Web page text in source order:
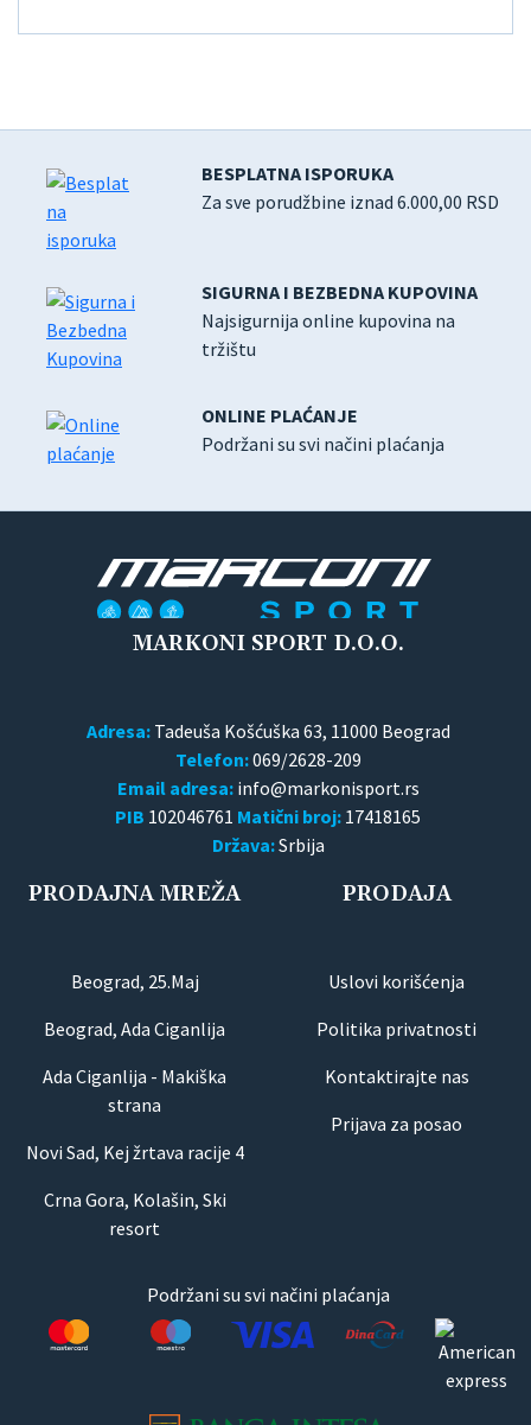
BESPLATNA ISPORUKA
Za sve porudžbine iznad 6.000,00 RSD
SIGURNA I BEZBEDNA KUPOVINA
Najsigurnija online kupovina na
tržištu
ONLINE PLAĆANJE
Podržani su svi načini plaćanja
MARKONI SPORT D.O.O.
Adresa:Tadeuša Košćuška 63, 11000 Beograd
Telefon:069/2628-209
Email adresa:
PIB 102046761 Matični broj: 17418165
Država:Srbija
PRODAJNA MREŽA
Beograd, 25.Maj
Beograd, Ada Ciganlija
Ada Ciganlija - Makiška
strana
Novi Sad, Kej žrtava racije 4
Crna Gora, Kolašin, Ski
resort
PRODAJA
Uslovi korišćenja
Politika privatnosti
Kontaktirajte nas
Prijava za posao
Podržani su svi načini plaćanja